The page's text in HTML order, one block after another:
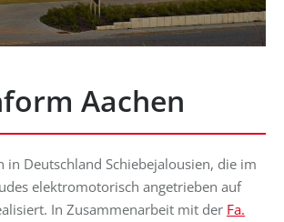
Aachen
in Deutschland Schiebejalousien, die im
elektromotorisch angetrieben auf
In Zusammenarbeit mit der Fa.